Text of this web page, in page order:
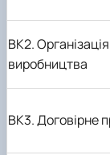
ВК2.
виробництва
ВК3. Договірне